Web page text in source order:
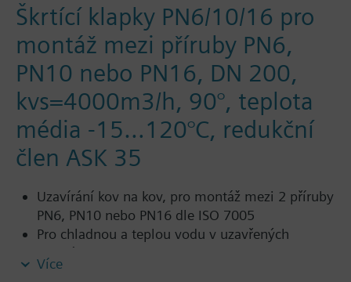
Škrtící klapky PN6/10/16 pro
montáž mezi příruby PN6,
PN10 nebo PN16, DN 200,
kvs=4000m3/h, 90°, teplota
média -15…120°C, redukční
člen ASK 35
Uzavírání kov na kov, pro montáž mezi 2 příruby
PN6, PN10 nebo PN16 dle ISO 7005
Pro chladnou a teplou vodu v uzavřených
okruzích>
Více